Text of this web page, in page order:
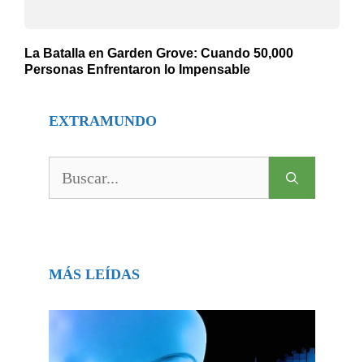
La Batalla en Garden Grove: Cuando 50,000
Personas Enfrentaron lo Impensable
EXTRAMUNDO
MÁS LEÍDAS